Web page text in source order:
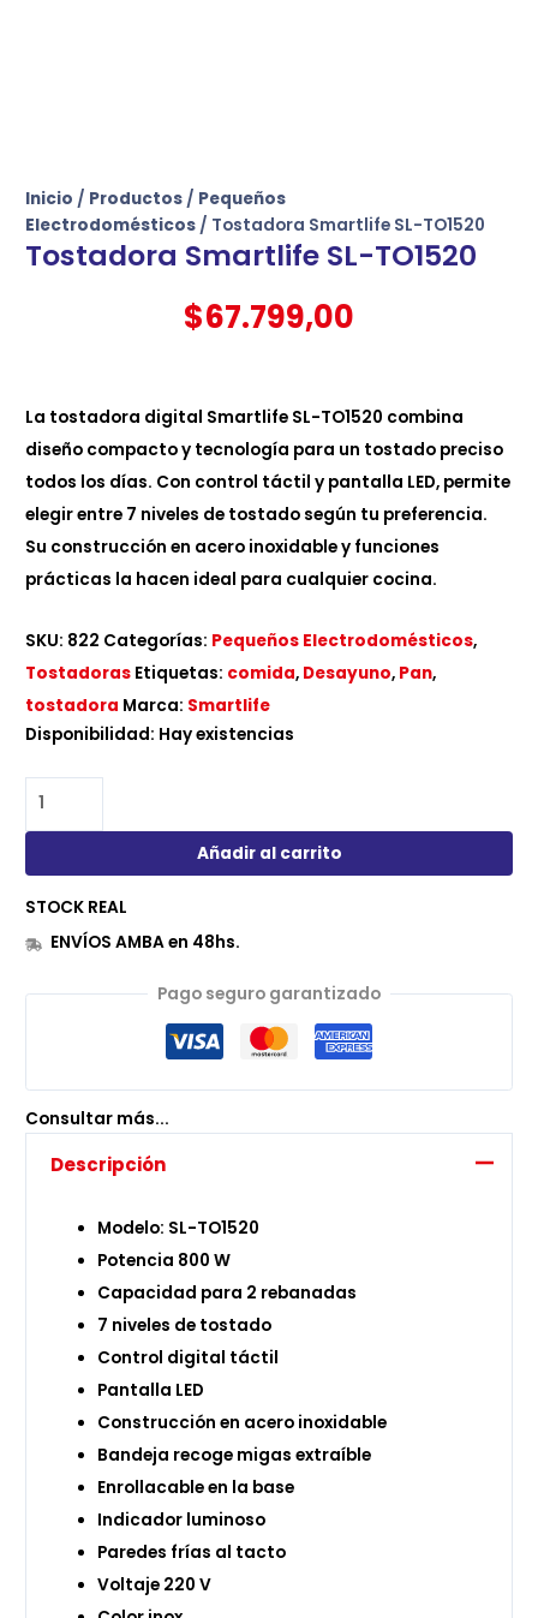
Inicio / Productos / Pequeños
Electrodomésticos / Tostadora Smartlife SL-TO1520
Tostadora Smartlife SL-TO1520
$67.799,00
La tostadora digital Smartlife SL-TO1520 combina
diseño compacto y tecnología para un tostado preciso
todos los días. Con control táctil y pantalla LED, permite
elegir entre 7 niveles de tostado según tu preferencia.
Su construcción en acero inoxidable y funciones
prácticas la hacen ideal para cualquier cocina.
SKU: 822 Categorías: Pequeños Electrodomésticos,
Tostadoras Etiquetas: comida, Desayuno, Pan,
tostadora Marca: Smartlife
Disponibilidad: Hay existencias
Añadir al carrito
STOCK REAL
ENVÍOS AMBA en 48hs.
Pago seguro garantizado
Consultar más...
Descripción
Modelo: SL-TO1520
Potencia 800 W
Capacidad para 2 rebanadas
7 niveles de tostado
Control digital táctil
Pantalla LED
Construcción en acero inoxidable
Bandeja recoge migas extraíble
Enrollacable en la base
Indicador luminoso
Paredes frías al tacto
Voltaje 220 V